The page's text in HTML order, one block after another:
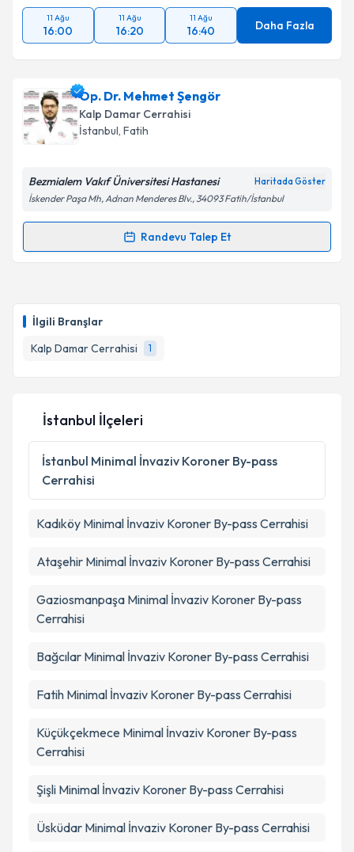
İlgili Branşlar
Kalp Damar Cerrahisi
1
kapsamda işlenmesini kabul ediyorum.
11 Ağu
16:00
11 Ağu
16:20
11 Ağu
16:40 Daha Fazla
Op. Dr. Mehmet Şengör
Kalp Damar Cerrahisi
İstanbul, Fatih
Bezmialem Vakıf Üniversitesi Hastanesi Haritada Göster
İskender Paşa Mh, Adnan Menderes Blv., 34093 Fatih/İstanbul
Randevu Talep Et
Randevu Takvimi Talebi
takvim hazırlandığında e-posta ile bilgilendireceğiz.
E-posta Adresiniz
Kişisel verilerimin işlenmesine ilişkinAydınlatma
Metni 'ni okudum ve kişisel verilerimin belirtilen
kapsamda işlenmesini kabul ediyorum.
Takvim Talebini Gönder
İstanbul İlçeleri
İstanbul Minimal İnvaziv Koroner By-pass
Cerrahisi
Kadıköy Minimal İnvaziv Koroner By-pass Cerrahisi
Ataşehir Minimal İnvaziv Koroner By-pass Cerrahisi
Gaziosmanpaşa Minimal İnvaziv Koroner By-pass
Cerrahisi
Bağcılar Minimal İnvaziv Koroner By-pass Cerrahisi
Fatih Minimal İnvaziv Koroner By-pass Cerrahisi
Küçükçekmece Minimal İnvaziv Koroner By-pass
Cerrahisi
Şişli Minimal İnvaziv Koroner By-pass Cerrahisi
Üsküdar Minimal İnvaziv Koroner By-pass Cerrahisi